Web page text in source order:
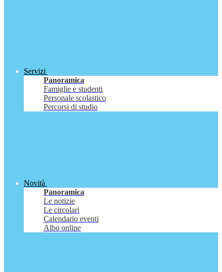
Servizi
Panoramica
Famiglie e studenti
Personale scolastico
Percorsi di studio
Novità
Panoramica
Le notizie
Le circolari
Calendario eventi
Albo online